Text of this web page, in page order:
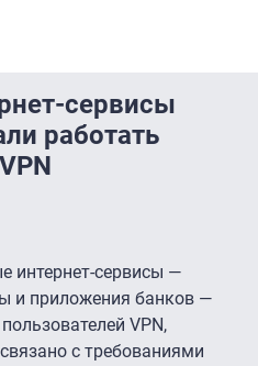
сервисы
работать
интернет-сервисы —
и приложения банков —
VPN,
с требованиями